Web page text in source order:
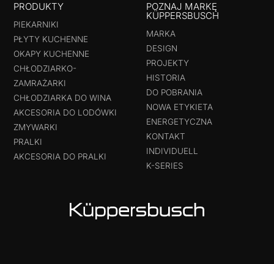
PRODUKTY
PIEKARNIKI
PŁYTY KUCHENNE
OKAPY KUCHENNE
CHŁODZIARKO-
ZAMRAŻARKI
CHŁODZIARKA DO WINA
AKCESORIA DO LODÓWKI
ZMYWARKI
PRALKI
AKCESORIA DO PRALKI
POZNAJ MARKĘ
KÜPPERSBUSCH
MARKA
DESIGN
PROJEKTY
HISTORIA
DO POBRANIA
NOWA ETYKIETA
ENERGETYCZNA
KONTAKT
INDIVIDUELL
K-SERIES